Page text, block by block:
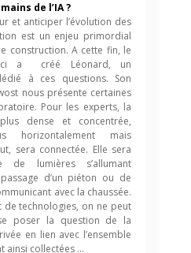
de l’IA ?
et anticiper l’évolution des
est un enjeu primordial
construction. A cette fin, le
a créé Léonard, un
à ces questions. Son
nous présente certaines
Pour les experts, la
dense et concentrée,
horizontalement mais
sera connectée. Elle sera
de lumières s’allumant
d’un piéton ou de
avec la chaussée.
de technologies, on ne peut
poser la question de la
en lien avec l’ensemble
ainsi collectées …